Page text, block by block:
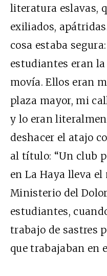
literatura eslavas,
exiliados,
cosa estaba
estudiantes eran
movía. Ellos eran
plaza mayor, mi
y lo eran
deshacer el atajo
al título: “Un club
en La Haya lleva el
Ministerio del
estudiantes,
trabajo de sastres
que trabajaban en